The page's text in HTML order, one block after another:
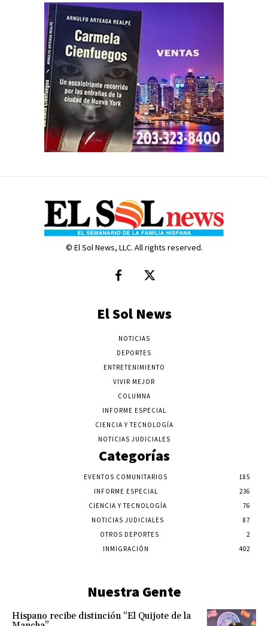
© El Sol News, LLC. All rights reserved.
El Sol News
NOTICIAS
DEPORTES
ENTRETENIMIENTO
VIVIR MEJOR
COLUMNA
INFORME ESPECIAL
CIENCIA Y TECNOLOGÍA
NOTICIAS JUDICIALES
Categorías
EVENTOS COMUNITARIOS
185
INFORME ESPECIAL
236
CIENCIA Y TECNOLOGÍA
76
NOTICIAS JUDICIALES
87
OTROS DEPORTES
2
INMIGRACIÓN
402
Nuestra Gente
Hispano recibe distinción “El Quijote de la